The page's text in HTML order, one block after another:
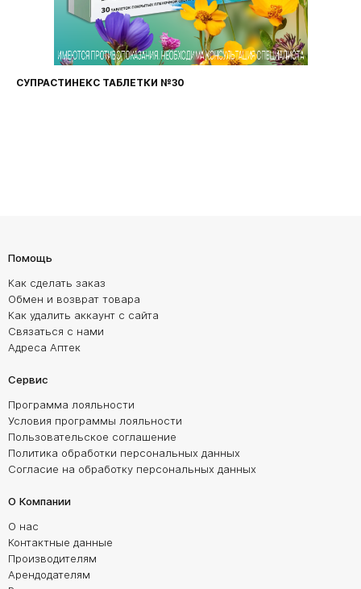
СУПРАСТИНЕКС ТАБЛЕТКИ №30
Помощь
Как сделать заказ
Обмен и возврат товара
Как удалить аккаунт с сайта
Связаться с нами
Адреса Аптек
Сервис
Программа лояльности
Условия программы лояльности
Пользовательское соглашение
Политика обработки персональных данных
Согласие на обработку персональных данных
О Компании
О нас
Контактные данные
Производителям
Арендодателям